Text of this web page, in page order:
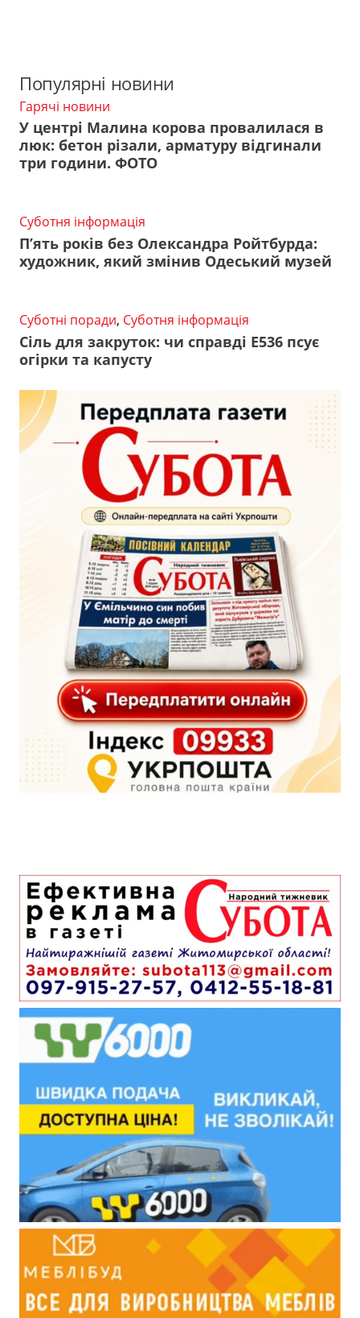
Популярні новини
Гарячі новини
У центрі Малина корова провалилася в
люк: бетон різали, арматуру відгинали
три години. ФОТО
Суботня інформація
П’ять років без Олександра Ройтбурда:
художник, який змінив Одеський музей
Суботні поради, Суботня інформація
Сіль для закруток: чи справді Е536 псує
огірки та капусту